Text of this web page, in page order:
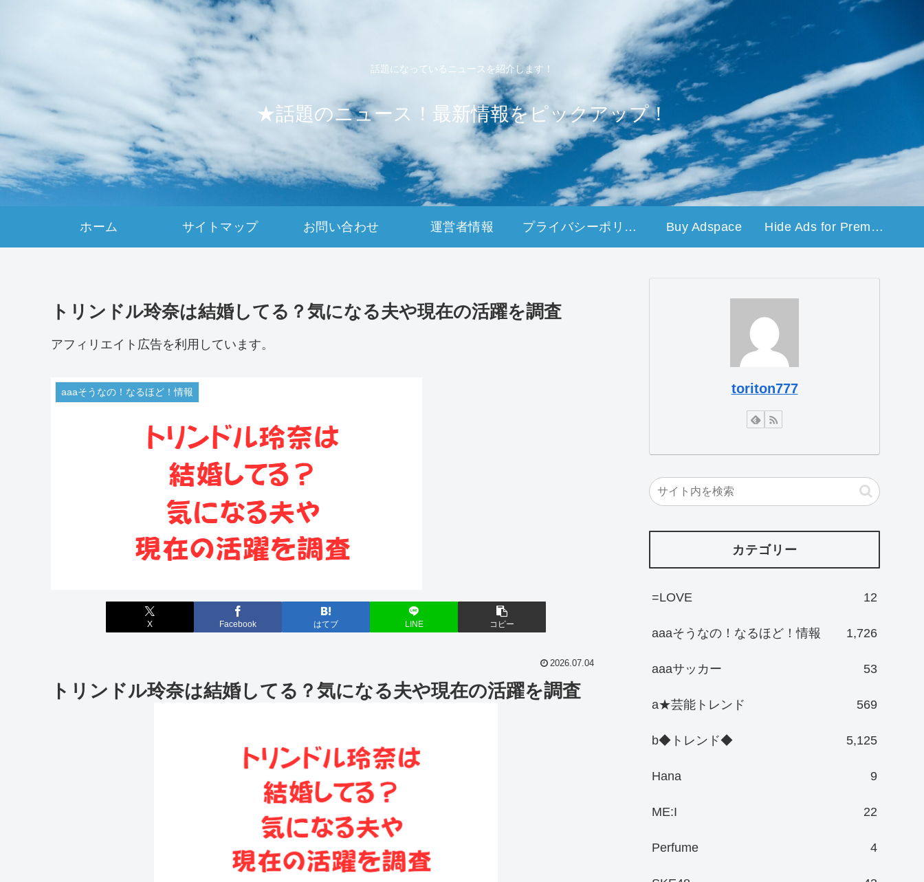
話題になっているニュースを紹介します！
★話題のニュース！最新情報をピックアップ！
ホーム サイトマップ お問い合わせ 運営者情報 プライバシーポリシー Buy Adspace Hide Ads for Premium Members
トリンドル玲奈は結婚してる？気になる夫や現在の活躍を調査
アフィリエイト広告を利用しています。
aaaそうなの！なるほど！情報
X Facebook はてブ LINE コピー
2026.07.04
トリンドル玲奈は結婚してる？気になる夫や現在の活躍を調査
toriton777
カテゴリー
=LOVE 12
aaaそうなの！なるほど！情報 1,726
aaaサッカー 53
a★芸能トレンド 569
b◆トレンド◆ 5,125
Hana 9
ME:I 22
Perfume 4